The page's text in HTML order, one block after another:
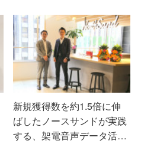
新規獲得数を約1.5倍に伸
ばしたノースサンドが実践
する、架電音声データ活…